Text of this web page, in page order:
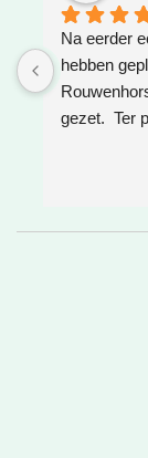
Na eerder
hebben
gezet.  Ter